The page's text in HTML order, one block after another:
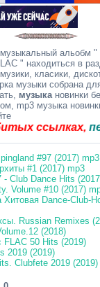
альобм "
" находиться в
класики,
музыки собрана
музыкановинки
mp3 музыка
ссылках,
#97 (2017) mp3
#1 (2017) mp3
- Club Dance Hits
Volume #10 (2017)
Хитовая Dance-Club-
Russian Remixes
(2018)
FLAC 50 Hits (2019)
2019 (2019)
Clubfete 2019 (2019)